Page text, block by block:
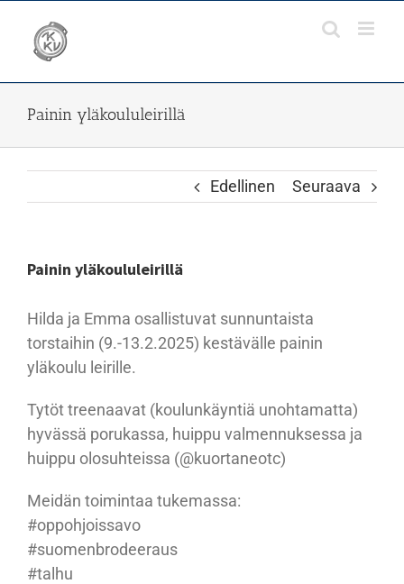
content
Painin yläkoululeirillä
Edellinen Seuraava
Painin yläkoululeirillä
Hilda ja Emma osallistuvat sunnuntaista
torstaihin (9.-13.2.2025) kestävälle painin
yläkoulu leirille.
Tytöt treenaavat (koulunkäyntiä unohtamatta)
hyvässä porukassa, huippu valmennuksessa ja
huippu olosuhteissa (@kuortaneotc)
Meidän toimintaa tukemassa:
#oppohjoissavo
#suomenbrodeeraus
#talhu